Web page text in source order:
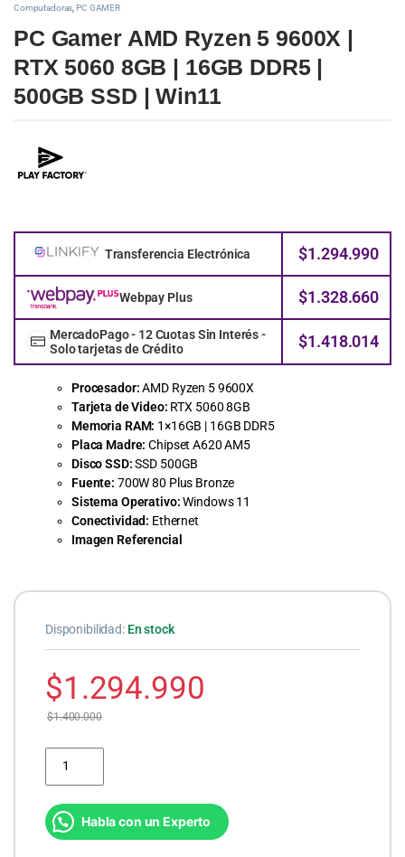
Computadoras ,PC GAMER
PC Gamer AMD Ryzen 5 9600X |
RTX 5060 8GB | 16GB DDR5 |
500GB SSD | Win11
Transferencia Electrónica $1.294.990
Webpay Plus $1.328.660
MercadoPago - 12 Cuotas Sin Interés -
Solo tarjetas de Crédito
$1.418.014
Procesador: AMD Ryzen 59600X
Tarjeta de Video: RTX 50608GB
Memoria RAM: 1×16GB | 16GB DDR5
Placa Madre: ChipsetA620AM5
Disco SSD: SSD 500GB
Fuente: 700W80 Plus Bronze
Sistema Operativo:Windows 11
Conectividad: Ethernet
Imagen Referencial
Disponibilidad: En stock
$1.294.990
$1.400.000
Habla con un Experto